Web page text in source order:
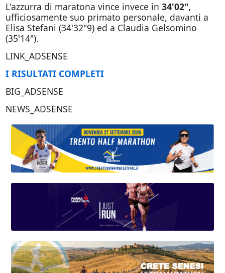
L'azzurra di maratona vince invece in 34'02",
ufficiosamente suo primato personale, davanti a
Elisa Stefani (34'32"9) ed a Claudia Gelsomino
(35'14").
LINK_ADSENSE
I RISULTATI COMPLETI
BIG_ADSENSE
NEWS_ADSENSE